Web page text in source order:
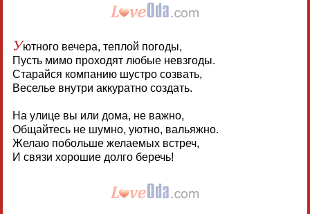
Уютного вечера, теплой погоды,
Пусть мимо проходят любые невзгоды.
Старайся компанию шустро созвать,
Веселье внутри аккуратно создать.
На улице вы или дома, не важно,
Общайтесь не шумно, уютно, вальяжно.
Желаю побольше желаемых встреч,
И связи хорошие долго беречь!